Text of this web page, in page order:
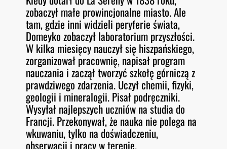
zobaczył małe prowincjonalne miasto. Ale
tam, gdzie inni widzieli peryferie świata,
Domeyko zobaczył laboratorium przyszłości.
W kilka miesięcy nauczył się hiszpańskiego,
zorganizował pracownię, napisał program
nauczania i zaczął tworzyć szkołę górniczą z
prawdziwego zdarzenia. Uczył chemii, fizyki,
geologii i mineralogii. Pisał podręczniki.
Wysyłał najlepszych uczniów na studia do
Francji. Przekonywał, że nauka nie polega na
wkuwaniu, tylko na doświadczeniu,
obserwacji i pracy w terenie.